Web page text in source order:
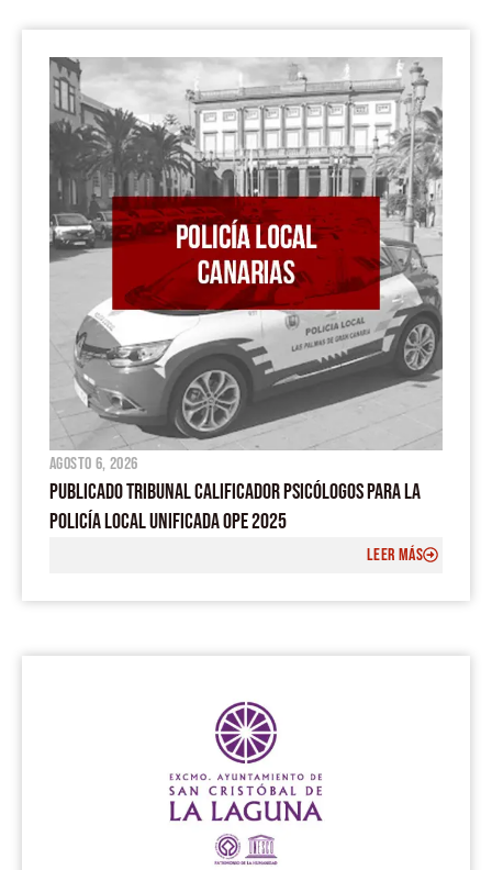
agosto 6, 2026
PUBLICADO TRIBUNAL CALIFICADOR PSICÓLOGOS PARA LA
POLICÍA LOCAL UNIFICADA OPE 2025
LEER MÁS